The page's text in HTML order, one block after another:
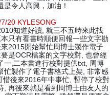
是令人高興，加油！
20 KYLESONG
知道好讀, 就三不五時來此找
只有看書時順便回報一些文字勘
2015開始幫忙周博士製作電子
是OCR檔案的文字校對, 也曾經
一,二本書進行校對提供txt, 周博
忙製作了電子書格式上架, 非常感
惜後來2016年中事忙, 暫停了校對
, 再後來就是看到周博士由友人的